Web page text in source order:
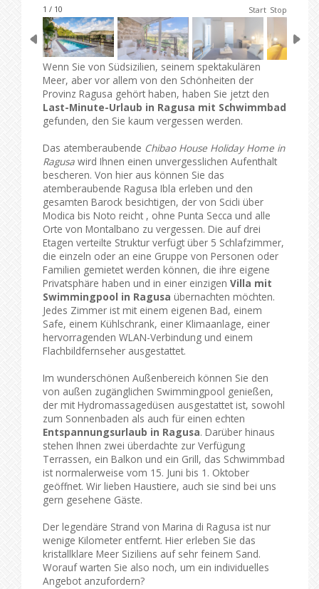
1 / 10 Start Stop
Wenn Sie von Südsizilien, seinem spektakulären
Meer, aber vor allem von den Schönheiten der
Provinz Ragusa gehört haben, haben Sie jetzt den
Last-Minute-Urlaub in Ragusa mit Schwimmbad
gefunden, den Sie kaum vergessen werden.
Das atemberaubende Chibao House Holiday Home in
Ragusa wird Ihnen einen unvergesslichen Aufenthalt
bescheren. Von hier aus können Sie das
atemberaubende Ragusa Ibla erleben und den
gesamten Barock besichtigen, der von Scicli über
Modica bis Noto reicht , ohne Punta Secca und alle
Orte von Montalbano zu vergessen. Die auf drei
Etagen verteilte Struktur verfügt über 5 Schlafzimmer,
die einzeln oder an eine Gruppe von Personen oder
Familien gemietet werden können, die ihre eigene
Privatsphäre haben und in einer einzigen Villa mit
Swimmingpool in Ragusa übernachten möchten.
Jedes Zimmer ist mit einem eigenen Bad, einem
Safe, einem Kühlschrank, einer Klimaanlage, einer
hervorragenden WLAN-Verbindung und einem
Flachbildfernseher ausgestattet.
Im wunderschönen Außenbereich können Sie den
von außen zugänglichen Swimmingpool genießen,
der mit Hydromassagedüsen ausgestattet ist, sowohl
zum Sonnenbaden als auch für einen echten
Entspannungsurlaub in Ragusa. Darüber hinaus
stehen Ihnen zwei überdachte zur Verfügung
Terrassen, ein Balkon und ein Grill, das Schwimmbad
ist normalerweise vom 15. Juni bis 1. Oktober
geöffnet. Wir lieben Haustiere, auch sie sind bei uns
gern gesehene Gäste.
Der legendäre Strand von Marina di Ragusa ist nur
wenige Kilometer entfernt. Hier erleben Sie das
kristallklare Meer Siziliens auf sehr feinem Sand.
Worauf warten Sie also noch, um ein individuelles
Angebot anzufordern?